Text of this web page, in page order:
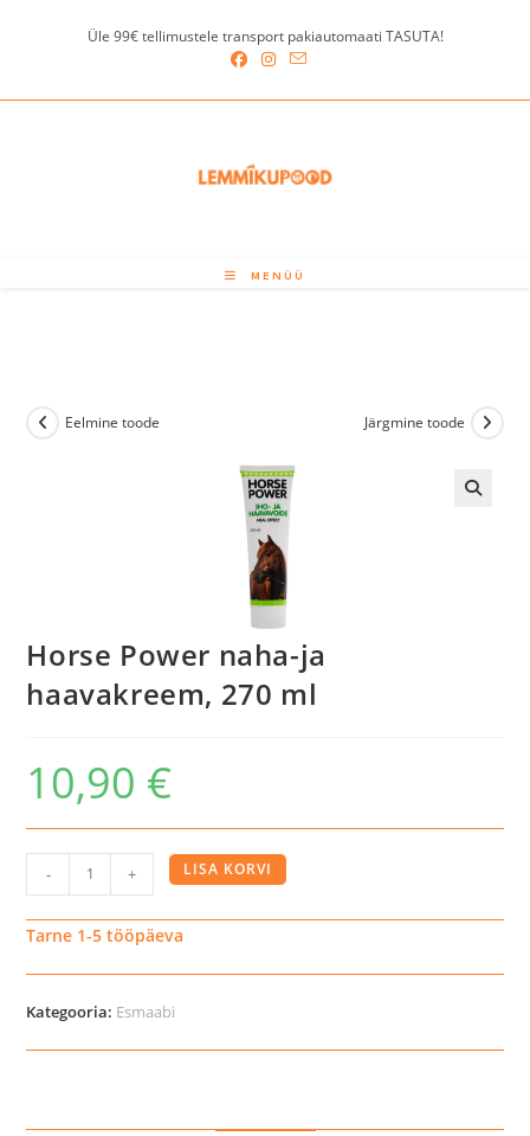
Üle 99€ tellimustele transport pakiautomaati TASUTA!
MENÜÜ
Eelmine toode Järgmine toode
Horse Power naha-ja
haavakreem, 270 ml
10,90 €
Power
naha-
270
ml
- + LISA KORVI
Tarne 1-5 tööpäeva
Kategooria: Esmaabi